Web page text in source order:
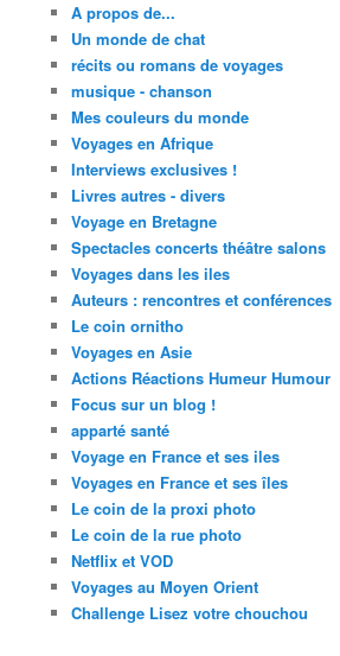
A propos de...
Un monde de chat
récits ou romans de voyages
musique - chanson
Mes couleurs du monde
Voyages en Afrique
Interviews exclusives !
Livres autres - divers
Voyage en Bretagne
Spectacles concerts théâtre salons
Voyages dans les iles
Auteurs : rencontres et conférences
Le coin ornitho
Voyages en Asie
Actions Réactions Humeur Humour
Focus sur un blog !
apparté santé
Voyage en France et ses iles
Voyages en France et ses îles
Le coin de la proxi photo
Le coin de la rue photo
Netflix et VOD
Voyages au Moyen Orient
Challenge Lisez votre chouchou